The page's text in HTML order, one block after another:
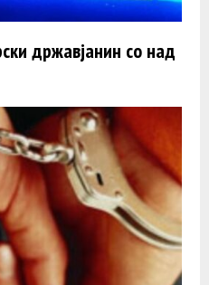
државјанин со над